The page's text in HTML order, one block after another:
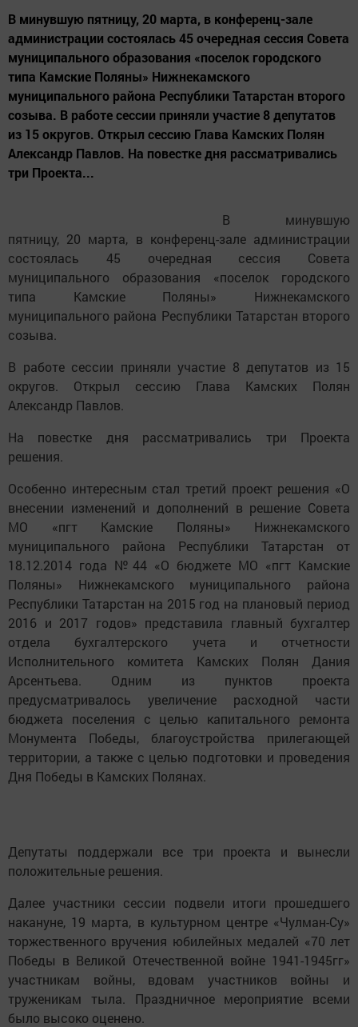
В минувшую пятницу, 20 марта, в конференц-зале
администрации состоялась 45 очередная сессия Совета
муниципального образования «поселок городского
типа Камские Поляны» Нижнекамского
муниципального района Республики Татарстан второго
созыва. В работе сессии приняли участие 8 депутатов
из 15 округов. Открыл сессию Глава Камских Полян
Александр Павлов. На повестке дня рассматривались
три Проекта...
В минувшую
пятницу, 20 марта, в конференц-зале администрации
состоялась 45 очередная сессия Совета
муниципального образования «поселок городского
типа Камские Поляны» Нижнекамского
муниципального района Республики Татарстан второго
созыва.
В работе сессии приняли участие 8 депутатов из 15
округов. Открыл сессию Глава Камских Полян
Александр Павлов.
На повестке дня рассматривались три Проекта
решения.
Особенно интересным стал третий проект решения «О
внесении изменений и дополнений в решение Совета
МО «пгт Камские Поляны» Нижнекамского
муниципального района Республики Татарстан от
18.12.2014 года №44 «О бюджете МО «пгт Камские
Поляны» Нижнекамского муниципального района
Республики Татарстан на 2015 год на плановый период
2016 и 2017 годов» представила главный бухгалтер
отдела бухгалтерского учета и отчетности
Исполнительного комитета Камских Полян Дания
Арсентьева. Одним из пунктов проекта
предусматривалось увеличение расходной части
бюджета поселения с целью капитального ремонта
Монумента Победы, благоустройства прилегающей
территории, а также с целью подготовки и проведения
Дня Победы в Камских Полянах.
Депутаты поддержали все три проекта и вынесли
положительные решения.
Далее участники сессии подвели итоги прошедшего
накануне, 19 марта, в культурном центре «Чулман-Су»
торжественного вручения юбилейных медалей «70 лет
Победы в Великой Отечественной войне 1941-1945гг»
участникам войны, вдовам участников войны и
труженикам тыла. Праздничное мероприятие всеми
было высоко оценено.